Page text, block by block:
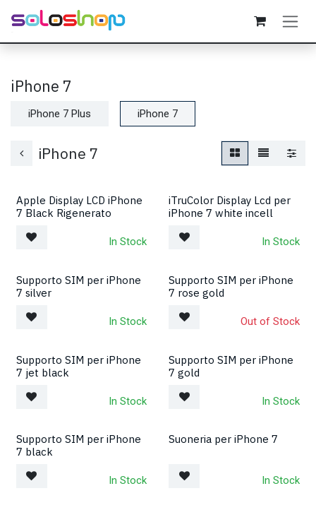
Passa al contenuto
iPhone 7
iPhone 7 Plus iPhone 7
iPhone 7
Apple Display LCD iPhone
7 Black Rigenerato
In Stock
iTruColor Display Lcd per
iPhone 7 white incell
In Stock
Supporto SIM per iPhone
7 silver
In Stock
Supporto SIM per iPhone
7 rose gold
Out of Stock
Supporto SIM per iPhone
7 jet black
In Stock
Supporto SIM per iPhone
7 gold
In Stock
Supporto SIM per iPhone
7 black
In Stock
Suoneria per iPhone 7
In Stock